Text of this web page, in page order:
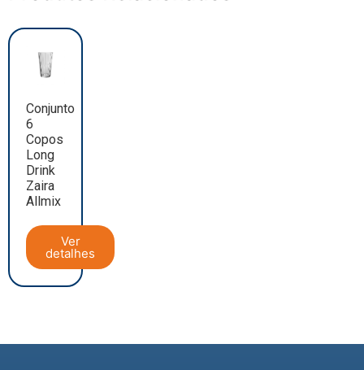
Conjunto
6
Copos
Long
Drink
Zaira
Allmix
Ver
detalhes